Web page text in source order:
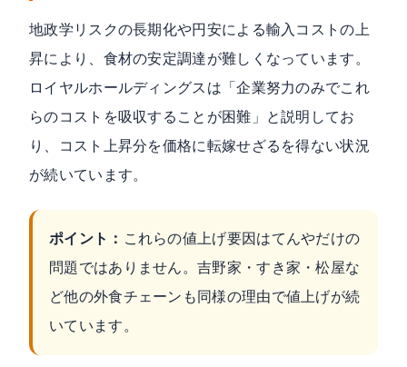
地政学リスクの長期化や円安による輸入コストの上
昇により、食材の安定調達が難しくなっています。
ロイヤルホールディングスは「企業努力のみでこれ
らのコストを吸収することが困難」と説明してお
り、コスト上昇分を価格に転嫁せざるを得ない状況
が続いています。
ポイント： これらの値上げ要因はてんやだけの
問題ではありません。吉野家・すき家・松屋な
ど他の外食チェーンも同様の理由で値上げが続
いています。